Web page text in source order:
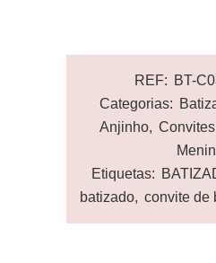
REF: BT-
Categorias:
Anjinho,
Etiquetas:
batizado, convite de